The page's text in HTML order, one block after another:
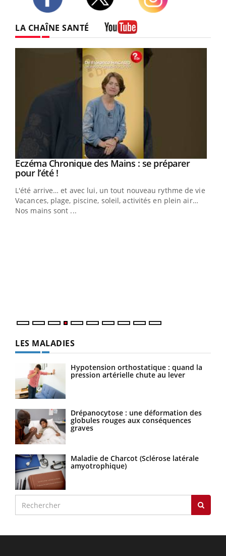
LA CHAÎNE SANTÉ
Youtube
Eczéma Chronique des Mains : se préparer
pour l’été !Youtube
L'été arrive… et avec lui, un tout nouveau rythme de vie !
Vacances, plage, piscine, soleil, activités en plein air…
Nos mains sont ...
LES MALADIES
Hypotension orthostatique : quand la
pression artérielle chute au lever
Drépanocytose : une déformation des
globules rouges aux conséquences
graves
Maladie de Charcot (Sclérose latérale
amyotrophique)